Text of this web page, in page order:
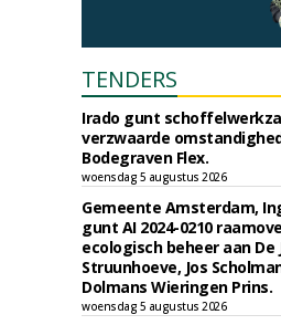
TENDERS
Irado gunt
verzwaarde
Bodegraven Flex.
woensdag 5 augustus 2026
Gemeente Amsterdam,
gunt AI 2024-0210
ecologisch beheer aan De
Struunhoeve, Jos
Dolmans Wieringen Prins.
woensdag 5 augustus 2026